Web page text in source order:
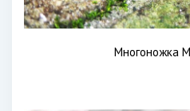
Многоножка